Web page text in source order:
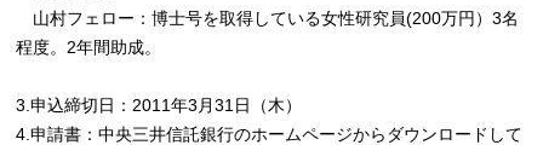
山村フェロー：博士号を取得している女性研究員(200万円）3名
程度。2年間助成。
3.申込締切日：2011年3月31日（木）
4.申請書：中央三井信託銀行のホームページからダウンロードして